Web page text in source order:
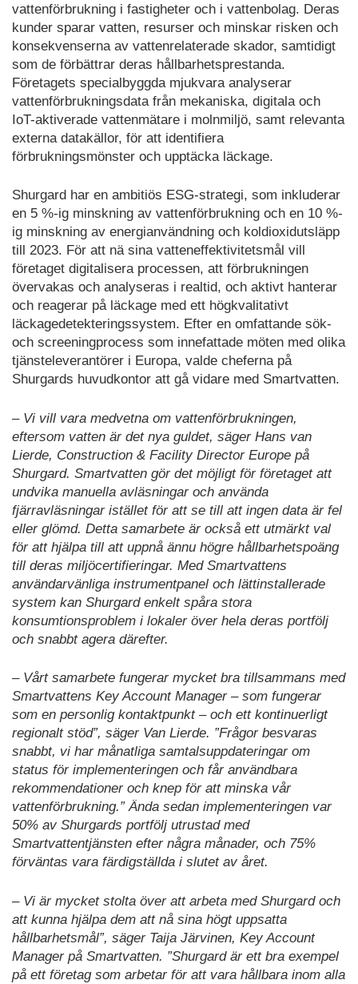
vattenförbrukning i fastigheter och i vattenbolag. Deras
kunder sparar vatten, resurser och minskar risken och
konsekvenserna av vattenrelaterade skador, samtidigt
som de förbättrar deras hållbarhetsprestanda.
Företagets specialbyggda mjukvara analyserar
vattenförbrukningsdata från mekaniska, digitala och
IoT-aktiverade vattenmätare i molnmiljö, samt relevanta
externa datakällor, för att identifiera
förbrukningsmönster och upptäcka läckage.
Shurgard har en ambitiös ESG-strategi, som inkluderar
en 5 %-ig minskning av vattenförbrukning och en 10 %-
ig minskning av energianvändning och koldioxidutsläpp
till 2023. För att nä sina vatteneffektivitetsmål vill
företaget digitalisera processen, att förbrukningen
övervakas och analyseras i realtid, och aktivt hanterar
och reagerar på läckage med ett högkvalitativt
läckagedetekteringssystem. Efter en omfattande sök-
och screeningprocess som innefattade möten med olika
tjänsteleverantörer i Europa, valde cheferna på
Shurgards huvudkontor att gå vidare med Smartvatten.
– Vi vill vara medvetna om vattenförbrukningen,
eftersom vatten är det nya guldet, säger Hans van
Lierde, Construction & Facility Director Europe på
Shurgard. Smartvatten gör det möjligt för företaget att
undvika manuella avläsningar och använda
fjärravläsningar istället för att se till att ingen data är fel
eller glömd. Detta samarbete är också ett utmärkt val
för att hjälpa till att uppnå ännu högre hållbarhetspoäng
till deras miljöcertifieringar. Med Smartvattens
användarvänliga instrumentpanel och lättinstallerade
system kan Shurgard enkelt spåra stora
konsumtionsproblem i lokaler över hela deras portfölj
och snabbt agera därefter.
– Vårt samarbete fungerar mycket bra tillsammans med
Smartvattens Key Account Manager – som fungerar
som en personlig kontaktpunkt – och ett kontinuerligt
regionalt stöd”, säger Van Lierde. ”Frågor besvaras
snabbt, vi har månatliga samtalsuppdateringar om
status för implementeringen och får användbara
rekommendationer och knep för att minska vår
vattenförbrukning.” Ända sedan implementeringen var
50% av Shurgards portfölj utrustad med
Smartvattentjänsten efter några månader, och 75%
förväntas vara färdigställda i slutet av året.
– Vi är mycket stolta över att arbeta med Shurgard och
att kunna hjälpa dem att nå sina högt uppsatta
hållbarhetsmål”, säger Taija Järvinen, Key Account
Manager på Smartvatten. ”Shurgard är ett bra exempel
på ett företag som arbetar för att vara hållbara inom alla